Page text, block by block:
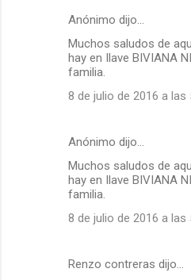
Anónimo dijo…
Muchos saludos de
hay en Ilave BIVIANA
familia.
8 de julio de 2016 a las
Anónimo dijo…
Muchos saludos de
hay en Ilave BIVIANA
familia.
8 de julio de 2016 a las
Renzo contreras dijo…